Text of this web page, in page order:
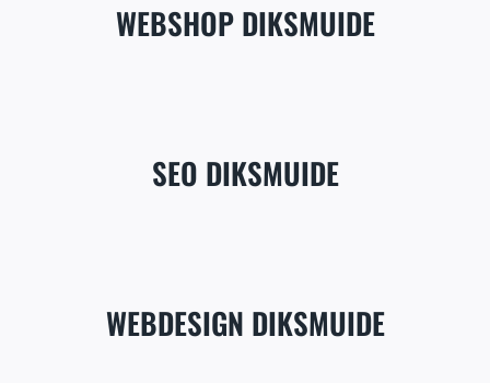
WEBSHOP DIKSMUIDE
SEO DIKSMUIDE
WEBDESIGN DIKSMUIDE